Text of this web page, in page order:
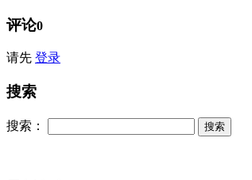
评论0
请先 登录
搜索
搜索：